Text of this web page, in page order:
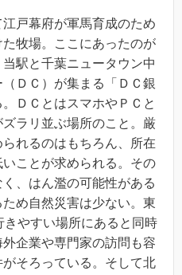
戸幕府が軍馬育成のため
牧場。ここにあったのが
駅と千葉ニュータウン中
ＤＣ）が集まる「ＤＣ銀
ＤＣとはスマホやＰＣと
ラリ並ぶ場所のこと。厳
れるのはもちろん、所在
ことが求められる。その
、はん濫の可能性がある
め自然災害は少ない。東
やすい場所にあると同時
企業や専門家の訪問も容
そろっている。そして北